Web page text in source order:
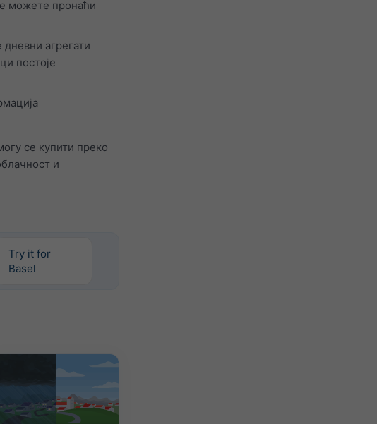
можете пронаћи
дневни агрегати
постоје
се купити преко
и
Try it for
Basel